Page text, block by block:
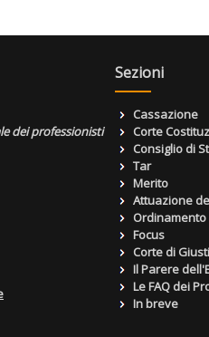
dei professionisti
Sezioni
Cassazione
Corte
Consiglio di
Tar
Merito
Attuazione
Focus
Corte di
Il Parere
Le FAQ dei
In breve